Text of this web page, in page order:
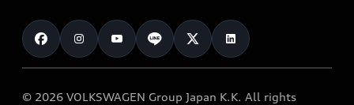
カタログ一覧
車検 / 定期点検
e-tronアフターサポート
クオリティ
保証
メンテナンス
お知らせ
オーナー様向けキャンペーン
© 2026 VOLKSWAGEN Group Japan K.K. All rights